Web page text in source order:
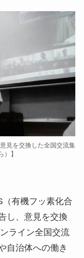
見を交換した全国交流集
】
有機フッ素化合
し、意見を交換
ライン全国交流
自治体への働き